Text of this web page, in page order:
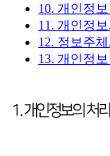
10. 개인정
11. 개인정
12. 정보주
13. 개인정